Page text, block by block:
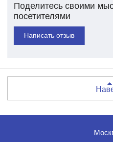
Поделитесь своими
посетителями
Написать отзыв